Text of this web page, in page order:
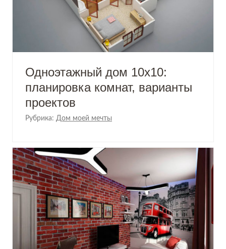
Одноэтажный дом 10х10:
планировка комнат, варианты
проектов
Рубрика: Дом моей мечты